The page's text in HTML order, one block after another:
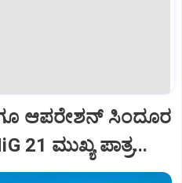
ಆಪರೇಶನ್‌ ಸಿಂದೂರ
21 ಮುಖ್ಯ ಪಾತ್ರ...